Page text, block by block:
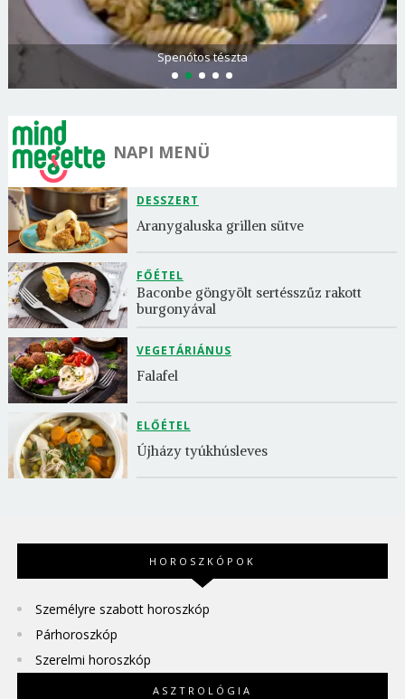
Spenótos tészta
NAPI MENÜ
DESSZERT
Aranygaluska grillen sütve
FŐÉTEL
Baconbe göngyölt sertésszűz rakott
burgonyával
VEGETÁRIÁNUS
Falafel
ELŐÉTEL
Újházy tyúkhúsleves
HOROSZKÓPOK
Személyre szabott horoszkóp
Párhoroszkóp
Szerelmi horoszkóp
ASZTROLÓGIA